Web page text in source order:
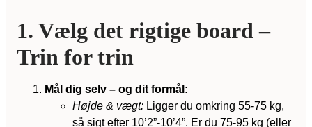
1. Vælg det rigtige board –
Trin for trin
Mål dig selv – og dit formål:
Højde & vægt: Ligger du omkring 55-75 kg,
så sigt efter 10’2”-10’4”. Er du 75-95 kg (eller